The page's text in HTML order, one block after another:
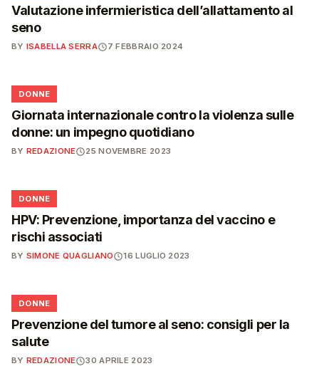
Valutazione infermieristica dell’allattamento al
seno
BY ISABELLA SERRA 7 FEBBRAIO 2024
🌸
DONNE
Giornata internazionale contro la violenza sulle
donne: un impegno quotidiano
BY REDAZIONE 25 NOVEMBRE 2023
🌸
DONNE
HPV: Prevenzione, importanza del vaccino e
rischi associati
BY SIMONE QUAGLIANO 16 LUGLIO 2023
🌸
DONNE
Prevenzione del tumore al seno: consigli per la
salute
BY REDAZIONE 30 APRILE 2023